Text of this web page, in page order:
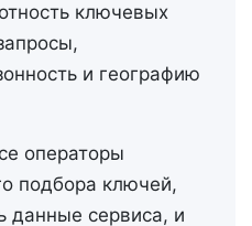
ключевых
и географию
операторы
подбора ключей,
данные сервиса, и